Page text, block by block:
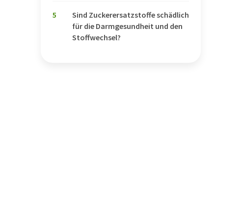
5
Sind Zuckerersatzstoffe schädlich
für die Darmgesundheit und den
Stoffwechsel?